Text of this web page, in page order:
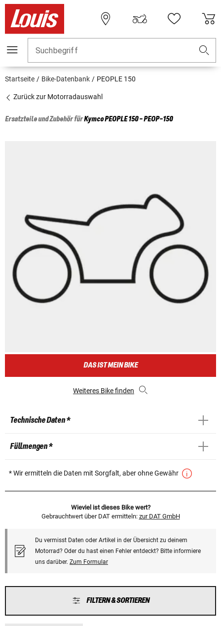
Suchbegriff
Startseite Bike-Datenbank PEOPLE 150
Zurück zur Motorradauswahl
Ersatzteile und Zubehör fürKymcoPEOPLE 150 - PEOP-150
DAS IST MEIN BIKE
Weiteres Bike finden
Technische Daten *
Füllmengen *
* Wir ermitteln die Daten mit Sorgfalt, aber ohne Gewähr
Wieviel ist dieses Bike wert?
Gebrauchtwert über DAT ermitteln: zur DAT GmbH
Du vermisst Daten oder Artikel in der Übersicht zu deinem
Motorrad? Oder du hast einen Fehler entdeckt? Bitte informiere
uns darüber. Zum Formular
FILTERN & SORTIEREN